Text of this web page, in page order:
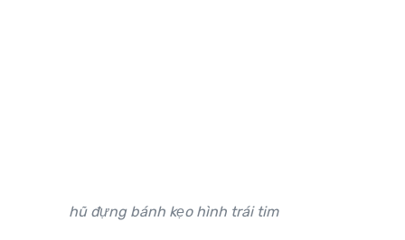
hũ đựng bánh kẹo hình trái tim